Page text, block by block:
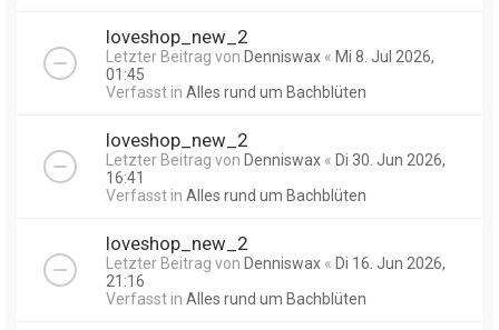
loveshop_new_2
Letzter Beitrag von Denniswax « Mi 8. Jul 2026,
01:45
Verfasst in Alles rund um Bachblüten
loveshop_new_2
Letzter Beitrag von Denniswax « Di 30. Jun 2026,
16:41
Verfasst in Alles rund um Bachblüten
loveshop_new_2
Letzter Beitrag von Denniswax « Di 16. Jun 2026,
21:16
Verfasst in Alles rund um Bachblüten